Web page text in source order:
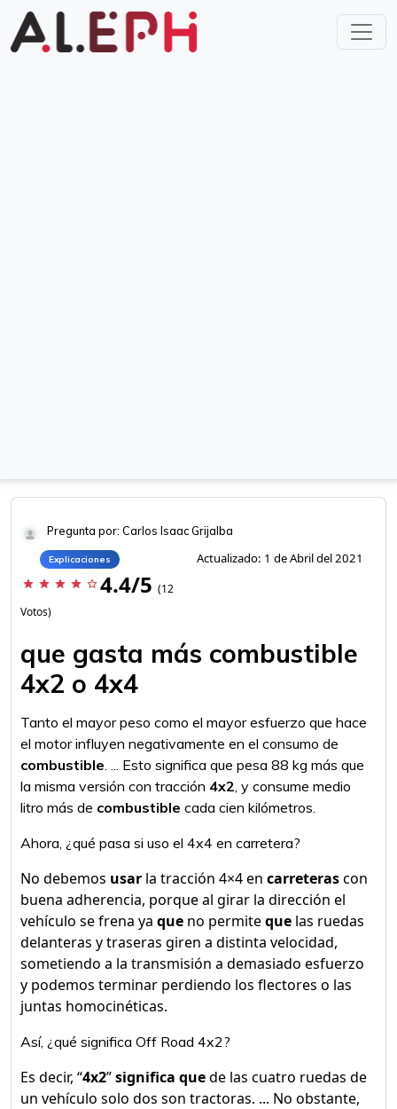
Pregunta por: Carlos Isaac Grijalba
Explicaciones Actualizado: 1 de Abril del 2021
star star star star star_border 4.4/5 (12
Votos)
que gasta más combustible
4x2 o 4x4
Tanto el mayor peso como el mayor esfuerzo que hace
el motor influyen negativamente en el consumo de
combustible. ... Esto significa que pesa 88 kg más que
la misma versión con tracción 4x2, y consume medio
litro más de combustible cada cien kilómetros.
Ahora, ¿qué pasa si uso el 4x4 en carretera?
No debemos usar la tracción 4×4 en carreterascon
buena adherencia, porque al girar la dirección el
vehículo se frena ya que no permiteque las ruedas
delanteras y traseras giren a distinta velocidad,
sometiendo a la transmisión a demasiado esfuerzo
y podemos terminar perdiendo los flectores o las
juntas homocinéticas.
Así, ¿qué significa Off Road 4x2?
Es decir, “4x2”significa quede las cuatro ruedas de
un vehículo solo dos son tractoras. ... No obstante,